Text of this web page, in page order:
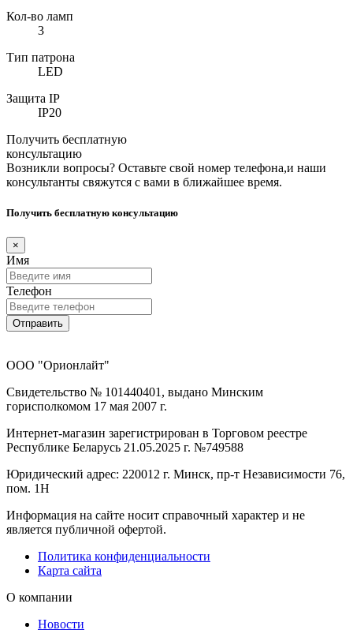
Кол-во ламп
3
Тип патрона
LED
Защита IP
IP20
Получить бесплатную
консультацию
Возникли вопросы? Оставьте свой номер телефона,и наши
консультанты свяжутся с вами в ближайшее время.
Получить бесплатную консультацию
×
Имя
Телефон
Отправить
ООО "Орионлайт"
Свидетельство № 101440401, выдано Минским
горисполкомом 17 мая 2007 г.
Интернет-магазин зарегистрирован в Торговом реестре
Республике Беларусь 21.05.2025 г. №749588
Юридический адрес: 220012 г. Минск, пр-т Независимости 76,
пом. 1Н
Информация на сайте носит справочный характер и не
является публичной офертой.
Политика конфиденциальности
Карта сайта
О компании
Новости